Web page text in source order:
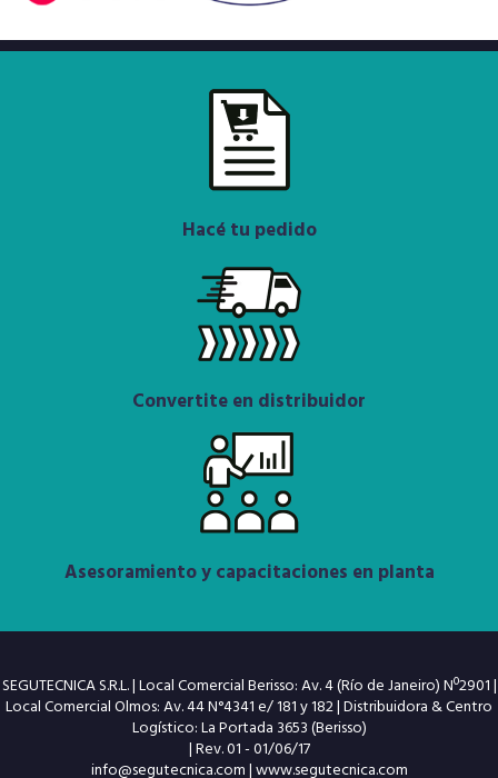
Hacé tu pedido
Convertite en distribuidor
Asesoramiento y capacitaciones en planta
SEGUTECNICA S.R.L. | Local Comercial Berisso: Av. 4 (Río de Janeiro) Nº2901 |
Local Comercial Olmos: Av. 44 N°4341 e/ 181 y 182 | Distribuidora & Centro
Logístico: La Portada 3653 (Berisso)
| Rev. 01 - 01/06/17
info@segutecnica.com|www.segutecnica.com